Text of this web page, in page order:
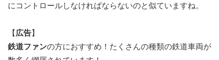
にコントロールしなければならないのと似ていますね。
【 広告】
鉄道ファンの方におすすめ！たくさんの種類の鉄道車両が